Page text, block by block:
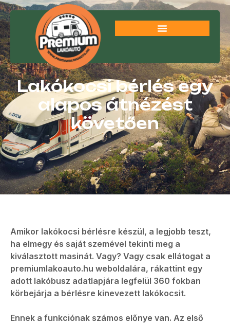
Lakókocsi bérlés egy
alapos átnézést
követően
Amikor lakókocsi bérlésre készül, a legjobb teszt,
ha elmegy és saját szemével tekinti meg a
kiválasztott masinát. Vagy? Vagy csak ellátogat a
premiumlakoauto.hu weboldalára, rákattint egy
adott lakóbusz adatlapjára legfelül 360 fokban
körbejárja a bérlésre kinevezett lakókocsit.
Ennek a funkciónak számos előnye van. Az első